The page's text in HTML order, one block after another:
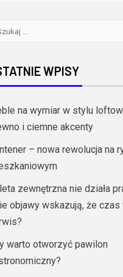
WPISY
na wymiar w stylu
i ciemne akcenty
– nowa rewolucja na
zewnętrzna nie działa
objawy wskazują, że
warto otworzyć pawilon